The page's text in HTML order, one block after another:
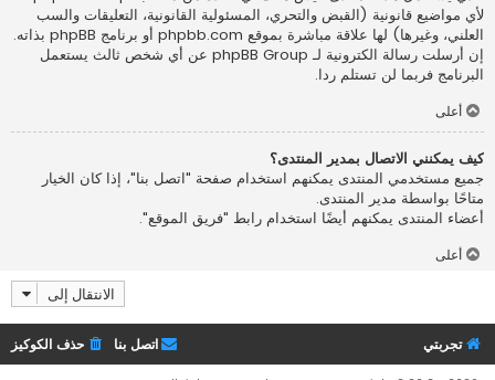
لأي مواضيع قانونية (القبض والتحري، المسئولية القانونية، التعليقات والسب
العلني، وغيرها) لها علاقة مباشرة بموقع phpbb.com أو برنامج phpBB بذاته.
إن أرسلت رسالة الكترونية لـ phpBB Group عن أي شخص ثالث يستعمل
البرنامج فربما لن تستلم ردا.
أعلى
كيف يمكنني الاتصال بمدير المنتدى؟
جميع مستخدمي المنتدى يمكنهم استخدام صفحة "اتصل بنا"، إذا كان الخيار
متاحًا بواسطة مدير المنتدى.
أعضاء المنتدى يمكنهم أيضًا استخدام رابط "فريق الموقع".
أعلى
الانتقال إلى
تجربتي حذف الكوكيز اتصل بنا